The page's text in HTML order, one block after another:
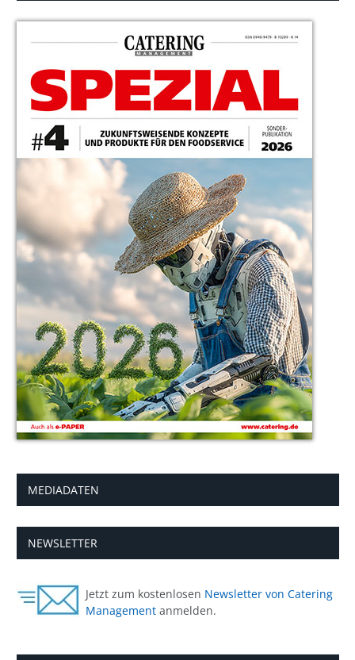
MEDIADATEN
NEWSLETTER
Jetzt zum kostenlosen Newsletter von Catering
Management anmelden.